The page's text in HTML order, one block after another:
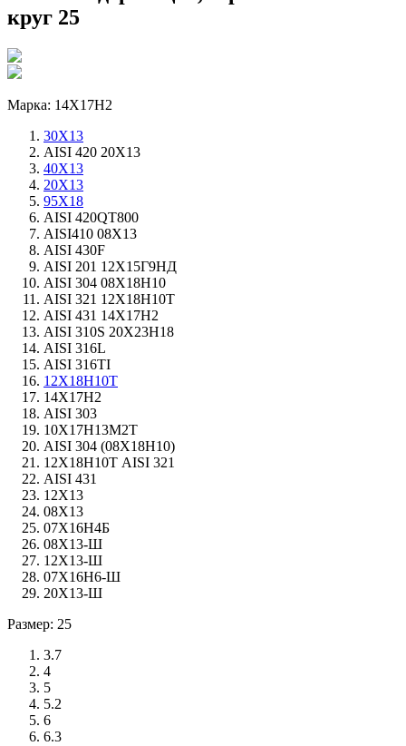
круг 25
Марка: 14Х17Н2
30Х13
AISI 420 20Х13
40Х13
20Х13
95Х18
AISI 420QT800
AISI410 08Х13
AISI 430F
AISI 201 12Х15Г9НД
AISI 304 08Х18Н10
AISI 321 12Х18Н10Т
AISI 431 14Х17Н2
AISI 310S 20Х23Н18
AISI 316L
AISI 316TI
12Х18Н10Т
14Х17Н2
AISI 303
10Х17Н13М2Т
AISI 304 (08Х18Н10)
12Х18Н10Т AISI 321
AISI 431
12Х13
08Х13
07Х16Н4Б
08Х13-Ш
12Х13-Ш
07Х16Н6-Ш
20Х13-Ш
Размер: 25
3.7
4
5
5.2
6
6.3